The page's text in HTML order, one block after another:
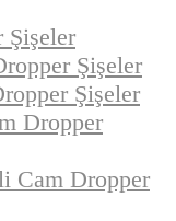
Şişeler
Şişeler
Şişeler
Dropper
Cam Dropper